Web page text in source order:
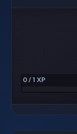
0 / 1 XP